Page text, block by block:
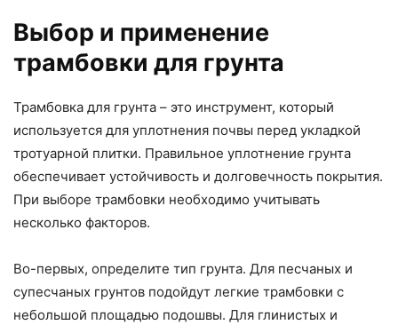
Выбор и применение
трамбовки для грунта
Трамбовка для грунта – это инструмент, который
используется для уплотнения почвы перед укладкой
тротуарной плитки. Правильное уплотнение грунта
обеспечивает устойчивость и долговечность покрытия.
При выборе трамбовки необходимо учитывать
несколько факторов.
Во-первых, определите тип грунта. Для песчаных и
супесчаных грунтов подойдут легкие трамбовки с
небольшой площадью подошвы. Для глинистых и